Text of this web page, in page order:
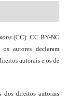
(CC): CC BY-NC
autores declaram
autorais e os de
dos direitos autorais